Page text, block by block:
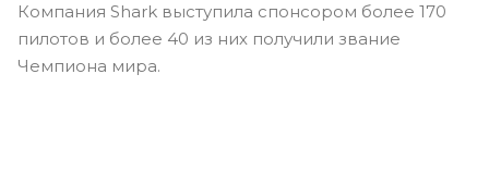
Компания Shark выступила спонсором более 170
пилотов и более 40 из них получили звание
Чемпиона мира.